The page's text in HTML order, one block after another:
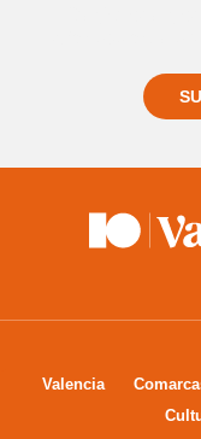
Valencia